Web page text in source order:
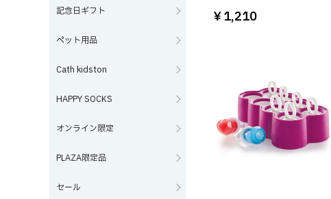
記念日ギフト
ペット用品
Cath kidston
HAPPY SOCKS
オンライン限定
PLAZA限定品
セール
￥1,210